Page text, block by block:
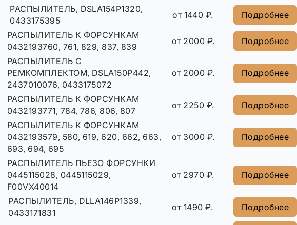
РАСПЫЛИТЕЛЬ, DSLA154P1320,
0433175395
от 1440 ₽. Подробнее
РАСПЫЛИТЕЛЬ К ФОРСУНКАМ
0432193760, 761, 829, 837, 839
от 2000 ₽. Подробнее
РАСПЫЛИТЕЛЬ С
РЕМКОМПЛЕКТОМ, DSLA150P442,
2437010076, 0433175072
от 2000 ₽. Подробнее
РАСПЫЛИТЕЛЬ К ФОРСУНКАМ
0432193771, 784, 786, 806, 807
от 2250 ₽. Подробнее
РАСПЫЛИТЕЛЬ К ФОРСУНКАМ
0432193579, 580, 619, 620, 662, 663,
693, 694, 695
от 3000 ₽. Подробнее
РАСПЫЛИТЕЛЬ ПЬЕЗО ФОРСУНКИ
0445115028, 0445115029,
F00VX40014
от 2970 ₽. Подробнее
РАСПЫЛИТЕЛЬ, DLLA146P1339,
0433171831
от 1490 ₽. Подробнее